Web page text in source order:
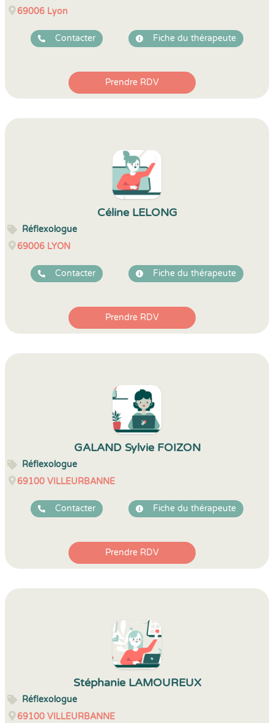
69006 Lyon
Contacter Fiche du thérapeute
Prendre RDV
Céline LELONG
Réflexologue
69006 LYON
Contacter Fiche du thérapeute
Prendre RDV
GALAND Sylvie FOIZON
Réflexologue
69100 VILLEURBANNE
Contacter Fiche du thérapeute
Prendre RDV
Stéphanie LAMOUREUX
Réflexologue
69100 VILLEURBANNE